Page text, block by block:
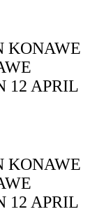
KONAWE
12 APRIL
KONAWE
12 APRIL